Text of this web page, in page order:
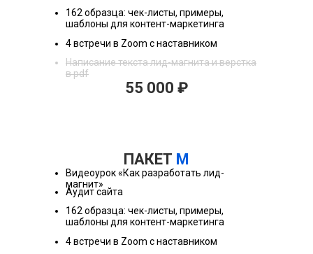
Написание текста лид-магнита и верстка
в pdf
4 встречи в Zoom с наставником
162 образца: чек-листы, примеры,
шаблоны для контент-маркетинга
55 000 ₽
ПАКЕТ M
Аудит сайта
4 встречи в Zoom с наставником
162 образца: чек-листы, примеры,
шаблоны для контент-маркетинга
Видеоурок «Как разработать лид-
магнит»